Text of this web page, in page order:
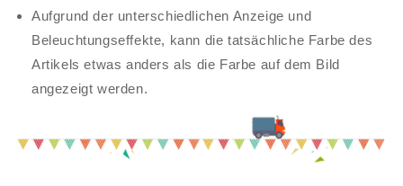
Aufgrund der unterschiedlichen Anzeige und
Beleuchtungseffekte, kann die tatsächliche Farbe des
Artikels etwas anders als die Farbe auf dem Bild
angezeigt werden.